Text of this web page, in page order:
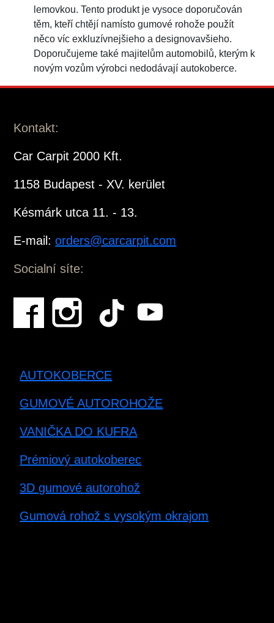
lemovkou. Tento produkt je vysoce doporučován
těm, kteří chtějí namísto gumové rohože použít
něco víc exkluzívnejšieho a designovavšieho.
Doporučujeme také majitelům automobilů, kterým k
novým vozům výrobci nedodávají autokoberce.
Kontakt:
Car Carpit 2000 Kft.
1158 Budapest - XV. kerület
Késmárk utca 11. - 13.
E-mail:orders@carcarpit.com
Socialní síte:
AUTOKOBERCE
GUMOVÉ AUTOROHOŽE
VANIČKA DO KUFRA
Prémiový autokoberec
3D gumové autorohož
Gumová rohož s vysokým okrajom